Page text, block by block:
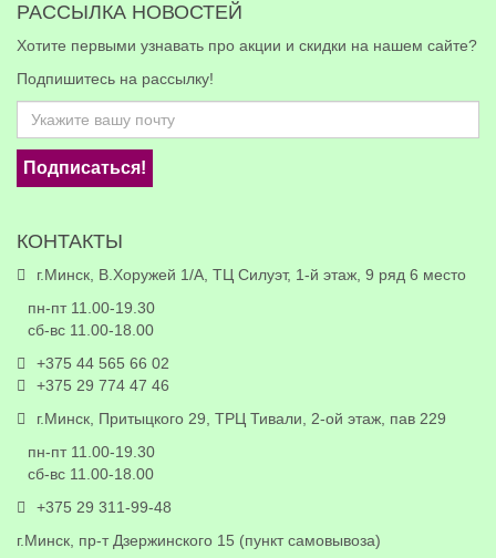
РАССЫЛКА НОВОСТЕЙ
Хотите первыми узнавать про акции и скидки на нашем сайте?
Подпишитесь на рассылку!
Подписаться!
КОНТАКТЫ
г.Минск, В.Хоружей 1/А, ТЦ Силуэт, 1-й этаж, 9 ряд 6 место
пн-пт 11.00-19.30
сб-вс 11.00-18.00
+375 44 565 66 02
+375 29 774 47 46
г.Минск, Притыцкого 29, ТРЦ Тивали, 2-ой этаж, пав 229
пн-пт 11.00-19.30
сб-вс 11.00-18.00
+375 29 311-99-48
г.Минск, пр-т Дзержинского 15 (пункт самовывоза)